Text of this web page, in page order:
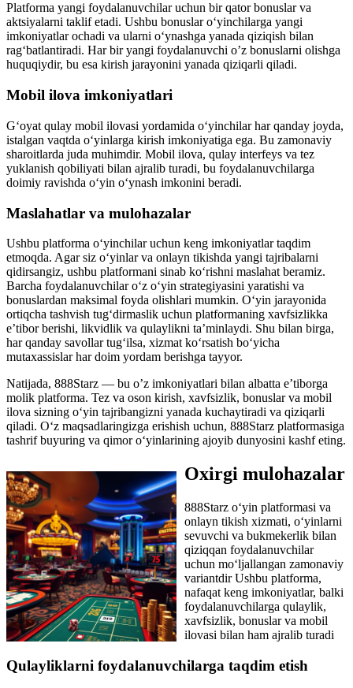
Platforma yangi foydalanuvchilar uchun bir qator bonuslar va
aktsiyalarni taklif etadi. Ushbu bonuslar o‘yinchilarga yangi
imkoniyatlar ochadi va ularni o‘ynashga yanada qiziqish bilan
rag‘batlantiradi. Har bir yangi foydalanuvchi o’z bonuslarni olishga
huquqiydir, bu esa kirish jarayonini yanada qiziqarli qiladi.
Mobil ilova imkoniyatlari
G‘oyat qulay mobil ilovasi yordamida o‘yinchilar har qanday joyda,
istalgan vaqtda o‘yinlarga kirish imkoniyatiga ega. Bu zamonaviy
sharoitlarda juda muhimdir. Mobil ilova, qulay interfeys va tez
yuklanish qobiliyati bilan ajralib turadi, bu foydalanuvchilarga
doimiy ravishda o‘yin o‘ynash imkonini beradi.
Maslahatlar va mulohazalar
Ushbu platforma o‘yinchilar uchun keng imkoniyatlar taqdim
etmoqda. Agar siz o‘yinlar va onlayn tikishda yangi tajribalarni
qidirsangiz, ushbu platformani sinab ko‘rishni maslahat beramiz.
Barcha foydalanuvchilar o‘z o‘yin strategiyasini yaratishi va
bonuslardan maksimal foyda olishlari mumkin. O‘yin jarayonida
ortiqcha tashvish tug‘dirmaslik uchun platformaning xavfsizlikka
e’tibor berishi, likvidlik va qulaylikni ta’minlaydi. Shu bilan birga,
har qanday savollar tug‘ilsa, xizmat ko‘rsatish bo‘yicha
mutaxassislar har doim yordam berishga tayyor.
Natijada, 888Starz — bu o’z imkoniyatlari bilan albatta e’tiborga
molik platforma. Tez va oson kirish, xavfsizlik, bonuslar va mobil
ilova sizning o‘yin tajribangizni yanada kuchaytiradi va qiziqarli
qiladi. O‘z maqsadlaringizga erishish uchun, 888Starz platformasiga
tashrif buyuring va qimor o‘yinlarining ajoyib dunyosini kashf eting.
Oxirgi mulohazalar
888Starz o‘yin platformasi va
onlayn tikish xizmati, o‘yinlarni
sevuvchi va bukmekerlik bilan
qiziqqan foydalanuvchilar
uchun mo‘ljallangan zamonaviy
variantdir Ushbu platforma,
nafaqat keng imkoniyatlar, balki
foydalanuvchilarga qulaylik,
xavfsizlik, bonuslar va mobil
ilovasi bilan ham ajralib turadi
Qulayliklarni foydalanuvchilarga taqdim etish